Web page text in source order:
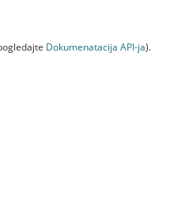
Dokumenаtаcijа API-jа).